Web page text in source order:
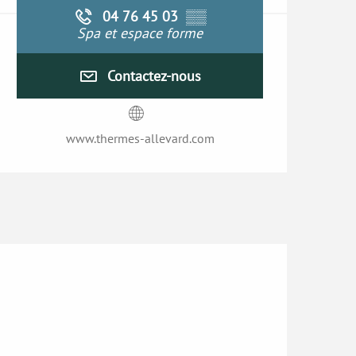
04 76 45 03 ▒▒
Spa et espace forme
Contactez-nous
www.thermes-allevard.com